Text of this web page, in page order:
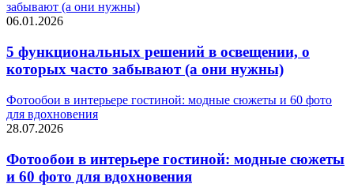
забывают (а они нужны)
06.01.2026
5 функциональных решений в освещении, о
которых часто забывают (а они нужны)
Фотообои в интерьере гостиной: модные сюжеты и 60 фото
для вдохновения
28.07.2026
Фотообои в интерьере гостиной: модные сюжеты
и 60 фото для вдохновения